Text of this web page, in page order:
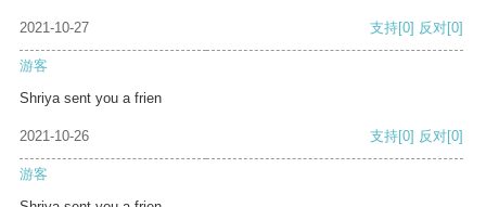
2021-10-27 支持[0] 反对[0]
游客
Shriya sent you a frien
2021-10-26 支持[0] 反对[0]
游客